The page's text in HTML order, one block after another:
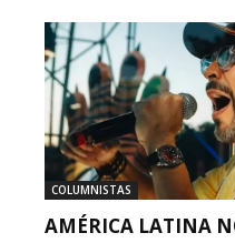
COLUMNISTAS
AMÉRICA LATINA